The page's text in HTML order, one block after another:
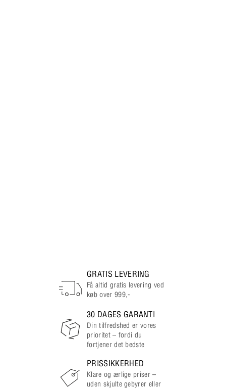
GRATIS LEVERING
Få altid gratis levering ved
køb over 999,-
30 DAGES GARANTI
Din tilfredshed er vores
prioritet – fordi du
fortjener det bedste
PRISSIKKERHED
Klare og ærlige priser –
uden skjulte gebyrer eller